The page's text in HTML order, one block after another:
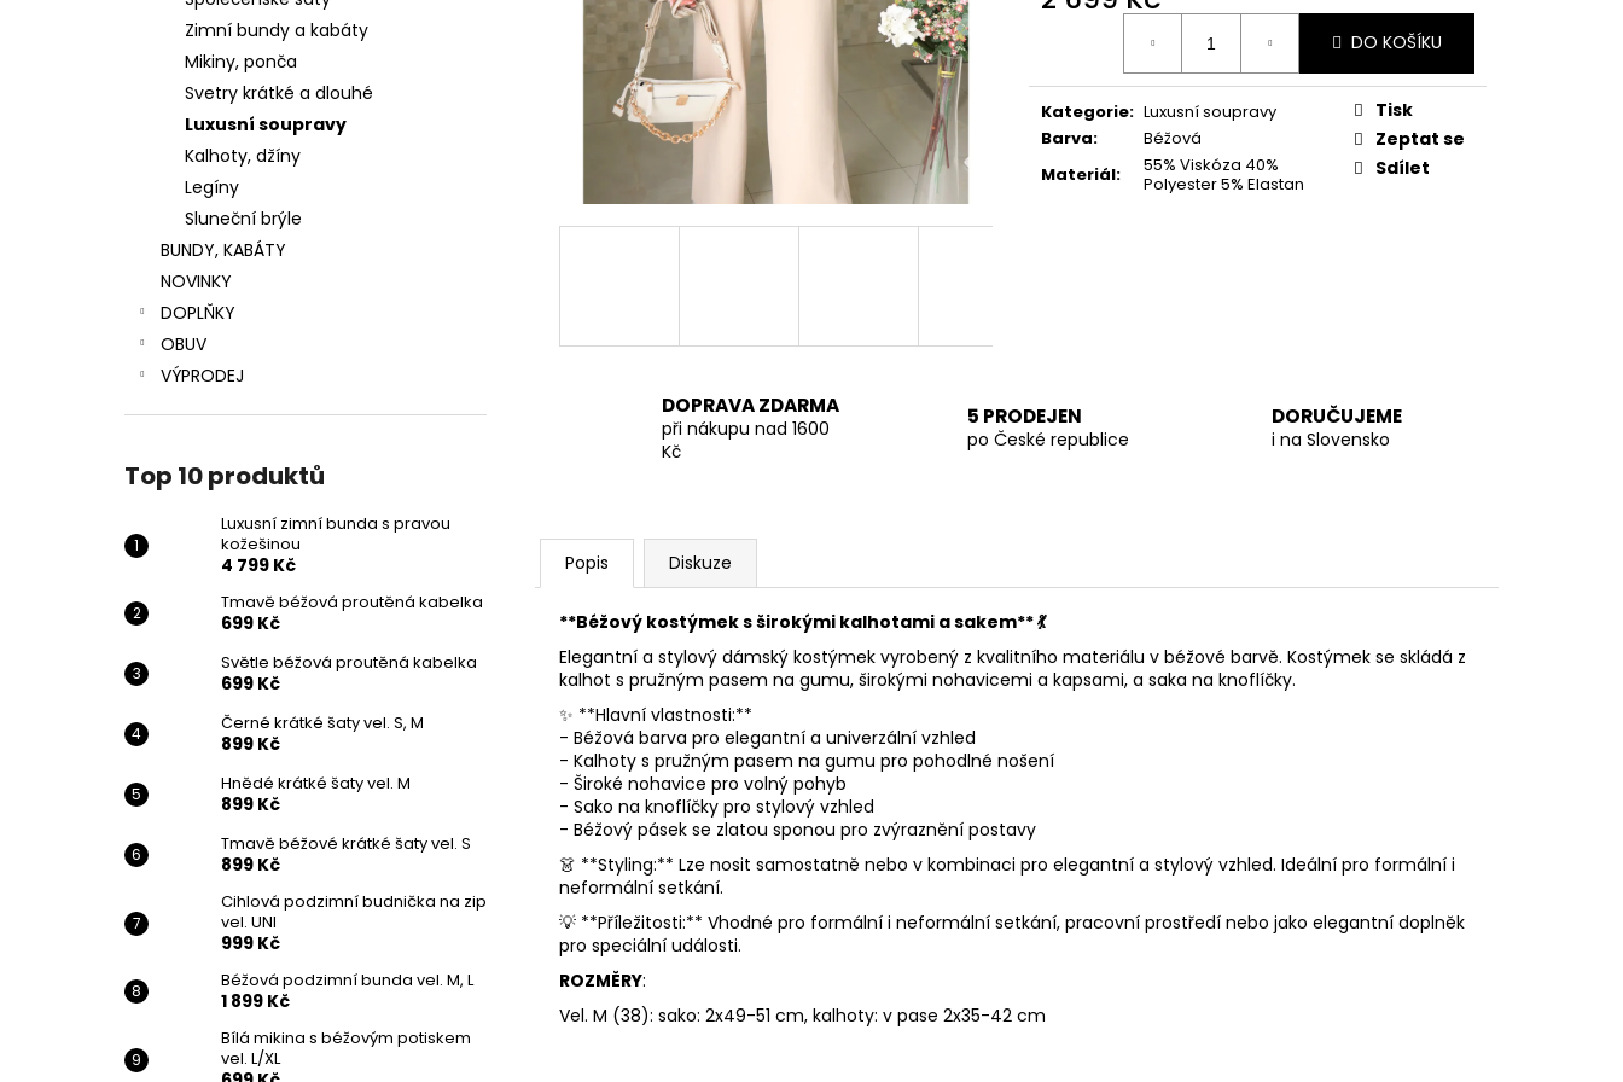
Zimní bundy a kabáty
Mikiny, ponča
Svetry krátké a dlouhé
Luxusní soupravy
Kalhoty, džíny
Legíny
Sluneční brýle
BUNDY, KABÁTY
NOVINKY
DOPLŇKY
OBUV
VÝPRODEJ
Top 10 produktů
Luxusní zimní bunda s pravou
kožešinou
4 799 Kč
Tmavě béžová proutěná kabelka
699 Kč
Světle béžová proutěná kabelka
699 Kč
Černé krátké šaty vel. S, M
899 Kč
Hnědé krátké šaty vel. M
899 Kč
Tmavě béžové krátké šaty vel. S
899 Kč
Cihlová podzimní budnička na zip
vel. UNI
999 Kč
Béžová podzimní bunda vel. M, L
1 899 Kč
Bílá mikina s béžovým potiskem
vel. L/XL
DO KOŠÍKU
Kategorie: Luxusní soupravy
Barva:
Béžová
Materiál:
55% Viskóza 40%
Polyester 5% Elastan
Tisk
Zeptat se
Sdílet
DOPRAVA ZDARMA
při nákupu nad 1600
Kč
5 PRODEJEN
po České republice
DORUČUJEME
i na Slovensko
Popis Diskuze
**Béžový kostýmek s širokými kalhotami a sakem** 💃
Elegantní a stylový dámský kostýmek vyrobený z kvalitního materiálu v béžové barvě. Kostýmek se skládá z
kalhot s pružným pasem na gumu, širokými nohavicemi a kapsami, a saka na knoflíčky.
✨ **Hlavní vlastnosti:**
- Béžová barva pro elegantní a univerzální vzhled
- Kalhoty s pružným pasem na gumu pro pohodlné nošení
- Široké nohavice pro volný pohyb
- Sako na knoflíčky pro stylový vzhled
- Béžový pásek se zlatou sponou pro zvýraznění postavy
👗 **Styling:** Lze nosit samostatně nebo v kombinaci pro elegantní a stylový vzhled. Ideální pro formální i
neformální setkání.
💡 **Příležitosti:** Vhodné pro formální i neformální setkání, pracovní prostředí nebo jako elegantní doplněk
pro speciální události.
ROZMĚRY:
Vel. M (38): sako: 2x49-51 cm, kalhoty: v pase 2x35-42 cm
LUXUSNÍ ZIMNÍ BUNDA S PRAVOU
KOŽEŠINOU
4 799 Kč
5 999 Kč
TMAVĚ BÉŽOVÁ PROUTĚNÁ KABELKA
SVĚTLE BÉŽOVÁ PROUTĚNÁ KABELKA
699 Kč